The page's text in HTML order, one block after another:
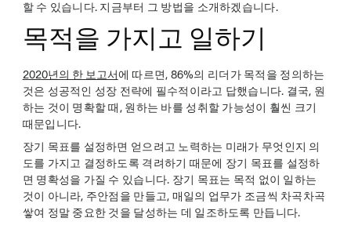
할 수 있습니다. 지금부터 그 방법을 소개하겠습니다.
목적을 가지고 일하기
2020년의 한 보고서에 따르면, 86%의 리더가 목적을 정의하는
것은 성공적인 성장 전략에 필수적이라고 답했습니다. 결국, 원
하는 것이 명확할 때, 원하는 바를 성취할 가능성이 훨씬 크기
때문입니다.
장기 목표를 설정하면 얻으려고 노력하는 미래가 무엇인지 의
도를 가지고 결정하도록 격려하기 때문에 장기 목표를 설정하
면 명확성을 가질 수 있습니다. 장기 목표는 목적 없이 일하는
것이 아니라, 주안점을 만들고, 매일의 업무가 조금씩 차곡차곡
쌓여 정말 중요한 것을 달성하는 데 일조하도록 만듭니다.